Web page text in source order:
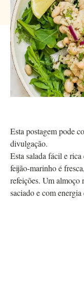
Esta postagem pode
divulgação.
Esta salada fácil e
feijão-marinho é
refeições. Um almoço
saciado e com